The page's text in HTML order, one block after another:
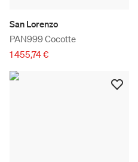
San Lorenzo
PAN999 Cocotte
1 455,74 €